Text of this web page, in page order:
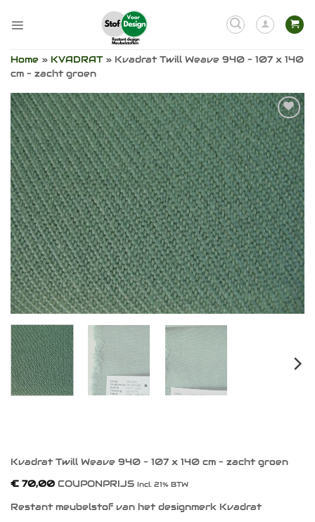
naar
Home » KVADRAT» Kvadrat Twill Weave 940 – 107 x 140
cm – zacht groen
Toevoegen
aan
verlanglijst
Kvadrat Twill Weave 940 – 107 x 140 cm – zacht groen
€ 70,00 COUPONPRIJS Incl. 21% BTW
Restant meubelstof van het designmerk Kvadrat